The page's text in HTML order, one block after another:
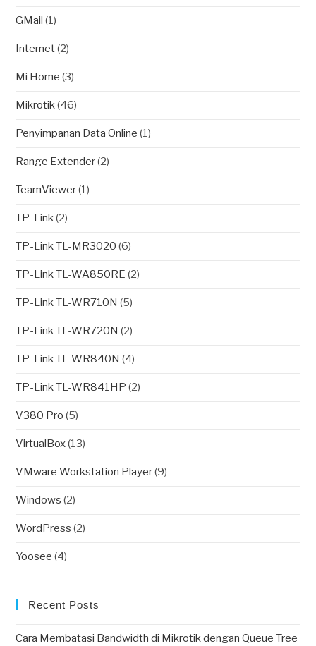
GMail (1)
Internet(2)
Mi Home (3)
Mikrotik(46)
Penyimpanan Data Online (1)
Range Extender(2)
TeamViewer(1)
TP-Link(2)
TP-Link TL-MR3020 (6)
TP-Link TL-WA850RE (2)
TP-Link TL-WR710N (5)
TP-Link TL-WR720N (2)
TP-Link TL-WR840N (4)
TP-Link TL-WR841HP (2)
V380 Pro (5)
VirtualBox(13)
VMware Workstation Player(9)
Windows (2)
WordPress (2)
Yoosee (4)
Recent Posts
Cara Membatasi Bandwidth di Mikrotik dengan Queue Tree